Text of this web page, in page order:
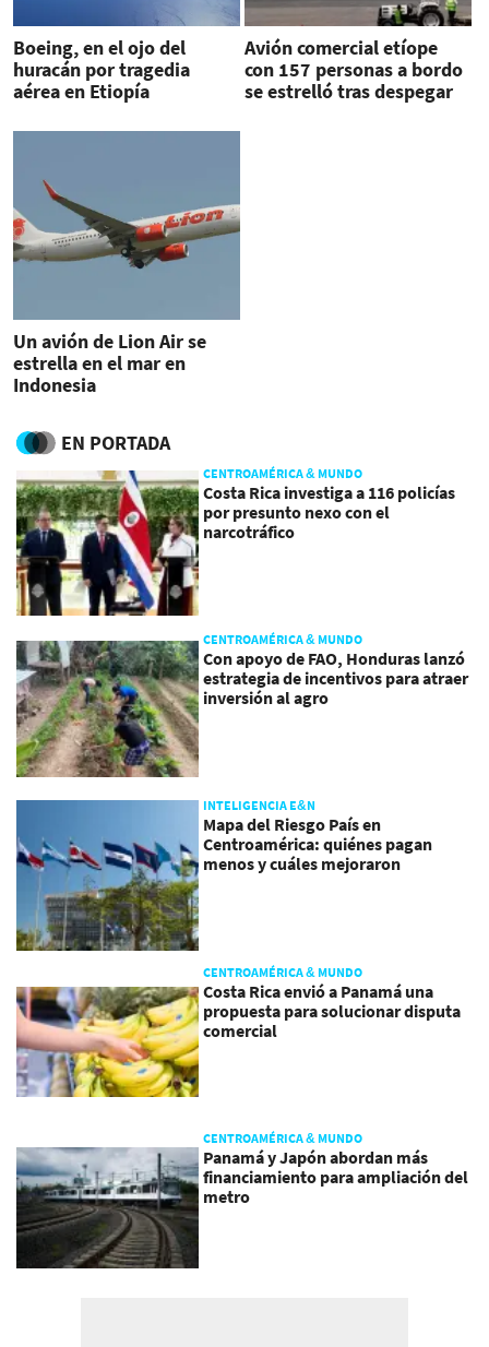
Boeing, en el ojo del
huracán por tragedia
aérea en Etiopía
Avión comercial etíope
con 157 personas a bordo
se estrelló tras despegar
Un avión de Lion Air se
estrella en el mar en
Indonesia
EN PORTADA
CENTROAMÉRICA & MUNDO
Costa Rica investiga a 116 policías
por presunto nexo con el
narcotráfico
CENTROAMÉRICA & MUNDO
Con apoyo de FAO, Honduras lanzó
estrategia de incentivos para atraer
inversión al agro
INTELIGENCIA E&N
Mapa del Riesgo País en
Centroamérica: quiénes pagan
menos y cuáles mejoraron
CENTROAMÉRICA & MUNDO
Costa Rica envió a Panamá una
propuesta para solucionar disputa
comercial
CENTROAMÉRICA & MUNDO
Panamá y Japón abordan más
financiamiento para ampliación del
metro